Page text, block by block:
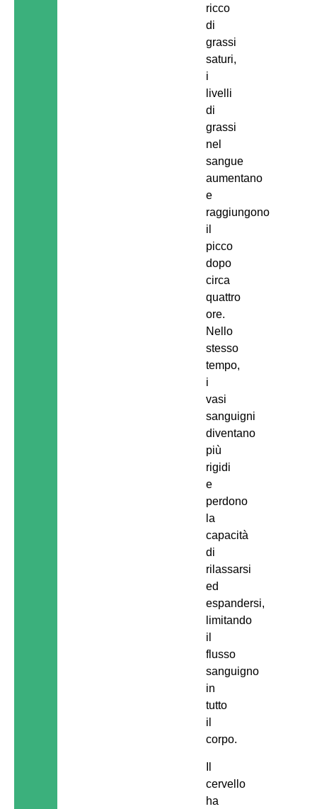
ricco
di
grassi
saturi,
i
livelli
di
grassi
nel
sangue
aumentano
e
raggiungono
il
picco
dopo
circa
quattro
ore.
Nello
stesso
tempo,
i
vasi
sanguigni
diventano
più
rigidi
e
perdono
la
capacità
di
rilassarsi
ed
espandersi,
limitando
il
flusso
sanguigno
in
tutto
il
corpo.
cervello
ha